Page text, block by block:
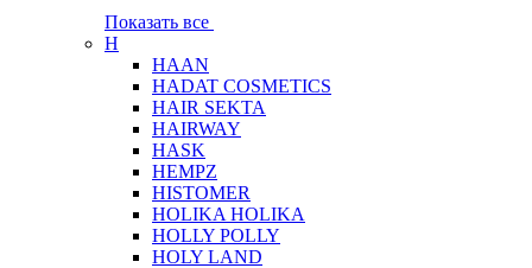
Показать все
H
HAAN
HADAT COSMETICS
HAIR SEKTA
HAIRWAY
HASK
HEMPZ
HISTOMER
HOLIKA HOLIKA
HOLLY POLLY
HOLY LAND